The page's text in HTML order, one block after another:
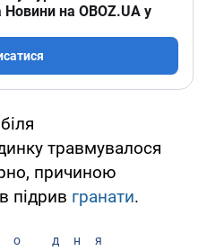
Новини на OBOZ.UA у
травмувалося
причиною
підрив гранати.
дня